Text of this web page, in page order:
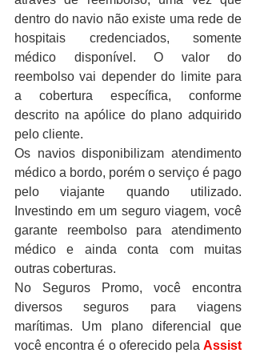
dentro do navio não existe uma rede de
hospitais credenciados, somente
médico disponível. O valor do
reembolso vai depender do limite para
a cobertura específica, conforme
descrito na apólice do plano adquirido
pelo cliente.
Os navios disponibilizam atendimento
médico a bordo, porém o serviço é pago
pelo viajante quando utilizado.
Investindo em um seguro viagem, você
garante reembolso para atendimento
médico e ainda conta com muitas
outras coberturas.
No Seguros Promo, você encontra
diversos seguros para viagens
marítimas. Um plano diferencial que
você encontra é o oferecido pela Assist